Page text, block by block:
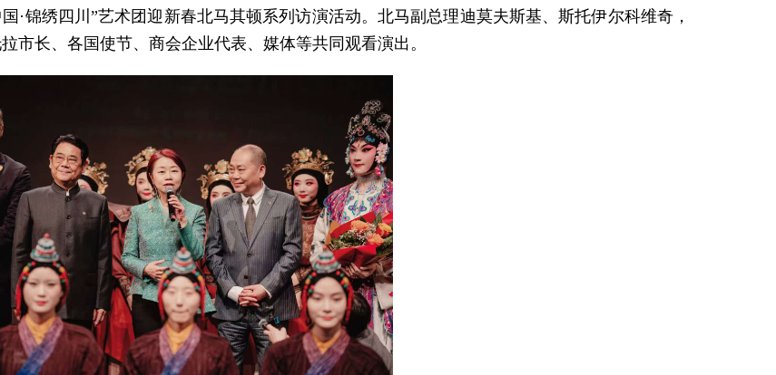
·锦绣四川”艺术团迎新春北马其顿系列访演活动。北马副总理迪莫夫斯基、斯托伊尔科维奇，
市长、各国使节、商会企业代表、媒体等共同观看演出。